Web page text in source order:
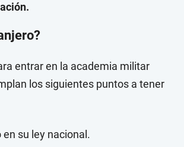
entrar en la academia militar
los siguientes puntos a tener
su ley nacional.